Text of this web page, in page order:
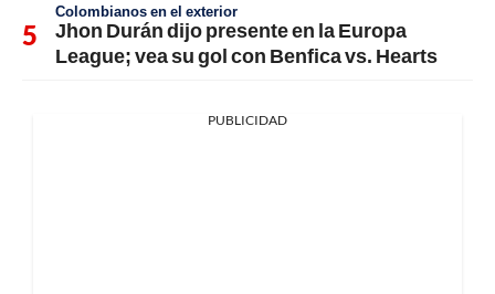
Colombianos en el exterior
Jhon Durán dijo presente en la Europa
League; vea su gol con Benfica vs. Hearts
PUBLICIDAD